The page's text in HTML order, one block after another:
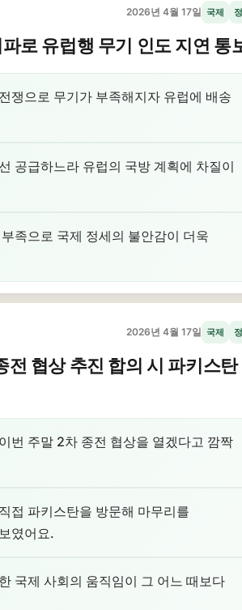
2026년 4월 17일 국제
로 유럽행 무기 인도 지연 통
쟁으로 무기가 부족해지자 유럽에 배송
공급하느라 유럽의 국방 계획에 차질이
족으로 국제 정세의 불안감이 더욱
2026년 4월 17일 국제
전 협상 추진 합의 시 파키스탄
번 주말 2차 종전 협상을 열겠다고 깜짝
접 파키스탄을 방문해 마무리를
였어요.
국제 사회의 움직임이 그 어느 때보다